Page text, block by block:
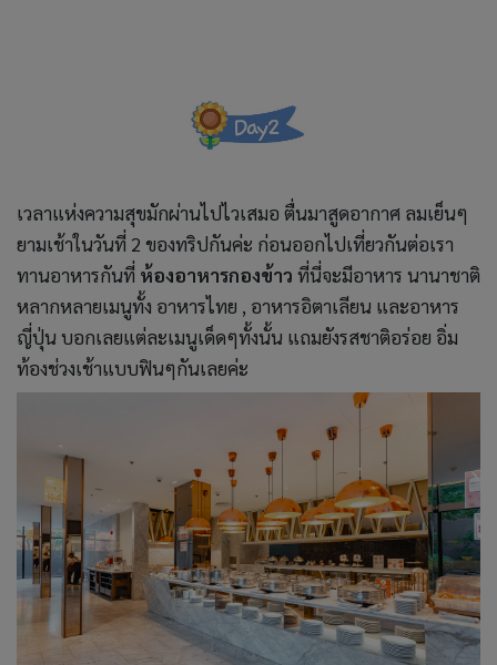
เวลาแห่งความสุขมักผ่านไปไวเสมอ ตื่นมาสูดอากาศ ลมเย็นๆ
ยามเช้าในวันที่ 2 ของทริปกันค่ะ ก่อนออกไปเที่ยวกันต่อเรา
ทานอาหารกันที่ ห้องอาหารกองข้าว ที่นี่จะมีอาหาร นานาชาติ
หลากหลายเมนูทั้ง อาหารไทย , อาหารอิตาเลียน และอาหาร
ญี่ปุ่น บอกเลยแต่ละเมนูเด็ดๆทั้งนั้น แถมยังรสชาติอร่อย อิ่ม
ท้องช่วงเช้าแบบฟินๆกันเลยค่ะ